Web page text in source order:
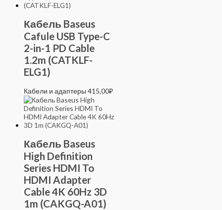
Кабель Baseus
Cafule USB Type-C
2-in-1 PD Cable
1.2m (CATKLF-
ELG1)
Кабели и адаптеры 415,00₽
Кабель Baseus
High Definition
Series HDMI To
HDMI Adapter
Cable 4K 60Hz 3D
1m (CAKGQ-A01)